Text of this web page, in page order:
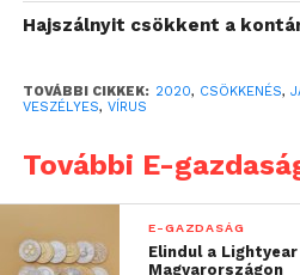
A vezető hangsúlyozta: attól,
értékes. Ha egy hotelnek két
vagyonvédelemre volt
kevésbé üres épületek és a
táptalajt is jelenthet a
Hajszálnyit csökkent a
TOVÁBBI CIKKEK: 2020, CSÖKKENÉS,
VESZÉLYES, VÍRUS
További E-
E-GAZDASÁG
Elindul a
Magyarországon